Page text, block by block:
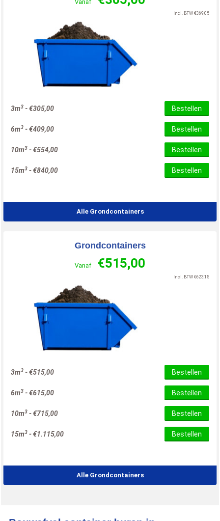
Vanaf
Incl. BTW €369,05
3m3 -€305,00 Bestellen
6m3 -€409,00 Bestellen
10m3 -€554,00 Bestellen
15m3 -€840,00 Bestellen
Alle Grondcontainers
Grondcontainers
Vanaf €515,00
Incl. BTW €623,15
3m3 -€515,00 Bestellen
6m3 -€615,00 Bestellen
10m3 -€715,00 Bestellen
15m3 -€1.115,00 Bestellen
Alle Grondcontainers